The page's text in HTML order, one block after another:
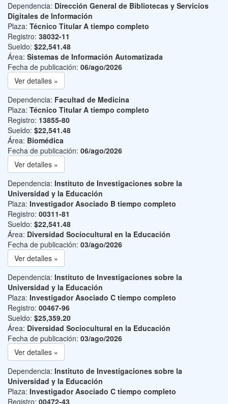
Dependencia: Dirección General de Bibliotecas y Servicios
Digitales de Información
Plaza: Técnico Titular A tiempo completo
Registro: 38032-11
Sueldo: $22,541.48
Área: Sistemas de Información Automatizada
Fecha de publicación: 06/ago/2026
Ver detalles »
Dependencia: Facultad de Medicina
Plaza: Técnico Titular A tiempo completo
Registro: 13855-80
Sueldo: $22,541.48
Área: Biomédica
Fecha de publicación: 06/ago/2026
Ver detalles »
Dependencia: Instituto de Investigaciones sobre la
Universidad y la Educación
Plaza: Investigador Asociado B tiempo completo
Registro: 00311-81
Sueldo: $22,541.48
Área: Diversidad Sociocultural en la Educación
Fecha de publicación: 03/ago/2026
Ver detalles »
Dependencia: Instituto de Investigaciones sobre la
Universidad y la Educación
Plaza: Investigador Asociado C tiempo completo
Registro: 00467-96
Sueldo: $25,359.20
Área: Diversidad Sociocultural en la Educación
Fecha de publicación: 03/ago/2026
Ver detalles »
Dependencia: Instituto de Investigaciones sobre la
Universidad y la Educación
Plaza: Investigador Asociado C tiempo completo
Registro: 00472-43